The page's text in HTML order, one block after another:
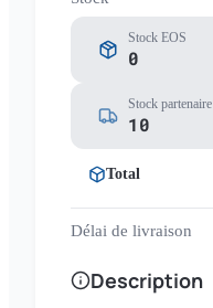
Stock EOS
0
Stock partenaire
10
Total
Délai de livraison
Description